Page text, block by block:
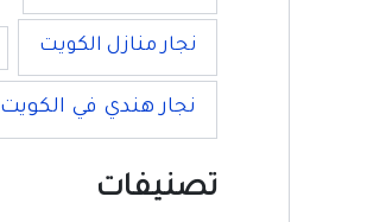
نجار منازل الكويت
نجار هندي في الكويت
تصنيفات